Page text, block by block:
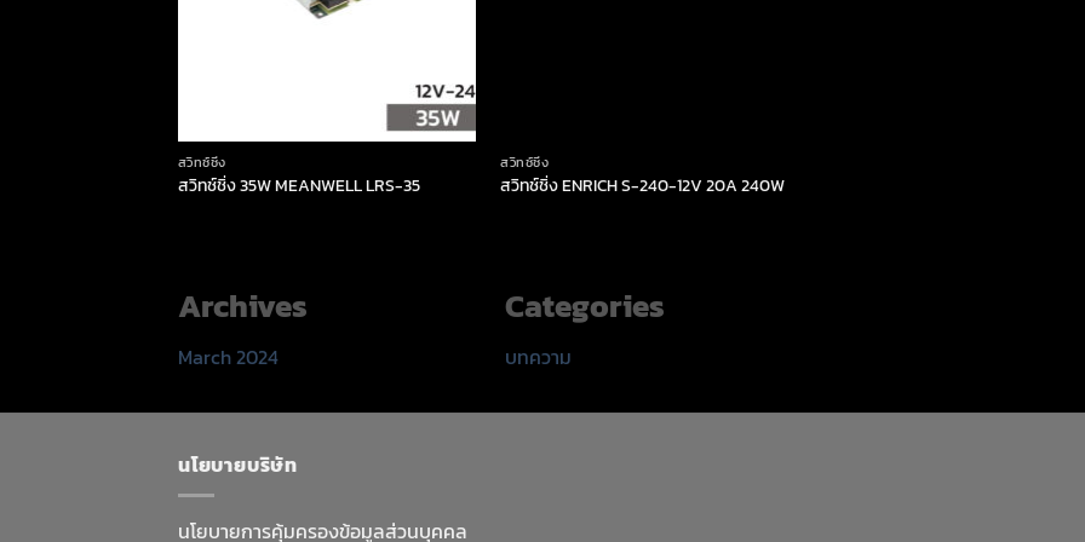
สวิทช์ชิ่ง
สวิทช์ชิ่ง 35W MEANWELL LRS-35
สวิทช์ชิ่ง
สวิทช์ชิ่ง ENRICH S-240-12V 20A 240W
Archives
March 2024
Categories
บทความ
นโยบายบริษัท
นโยบายการคุ้มครองข้อมูลส่วนบุคคล